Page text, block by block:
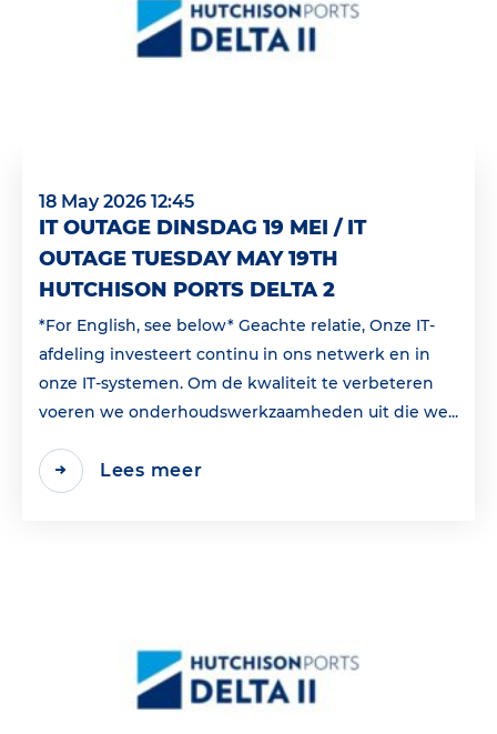
18 May 2026 12:45
IT OUTAGE DINSDAG 19 MEI / IT
OUTAGE TUESDAY MAY 19TH
HUTCHISON PORTS DELTA 2
*For English, see below* Geachte relatie, Onze IT-
afdeling investeert continu in ons netwerk en in
onze IT-systemen. Om de kwaliteit te verbeteren
voeren we onderhoudswerkzaamheden uit die we...
Lees meer